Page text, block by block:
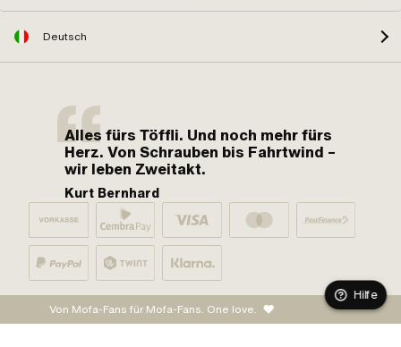
Deutsch
Alles fürs Töffli. Und noch mehr fürs
Herz. Von Schrauben bis Fahrtwind –
wir leben Zweitakt.
Kurt Bernhard
Von Mofa-Fans für Mofa-Fans. One love.
Hilfe